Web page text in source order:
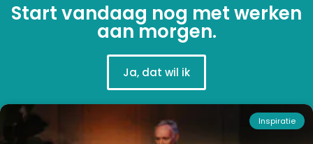
Start vandaag nog met werken
aan morgen.
Ja, dat wil ik
Inspiratie